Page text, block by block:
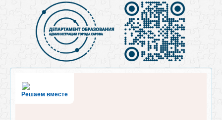
Решаем вместе